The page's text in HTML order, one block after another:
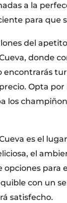
a la
para que
del
donde
encontrarás
Opta por
los
es el
el
opciones para
con un
satisfecho.